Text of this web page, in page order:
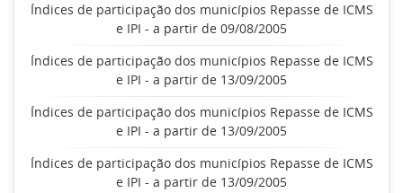
Índices de participação dos municípios Repasse de ICMS
e IPI - a partir de 09/08/2005
Índices de participação dos municípios Repasse de ICMS
e IPI - a partir de 13/09/2005
Índices de participação dos municípios Repasse de ICMS
e IPI - a partir de 13/09/2005
Índices de participação dos municípios Repasse de ICMS
e IPI - a partir de 13/09/2005